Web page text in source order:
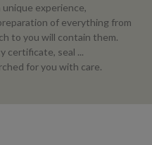
experience,
of everything from
to you will contain them.
certificate, seal ...
for you with care.